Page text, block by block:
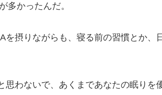
多かったんだ。
摂りながらも、寝る前の習慣とか、
わないで、あくまであなたの眠りを